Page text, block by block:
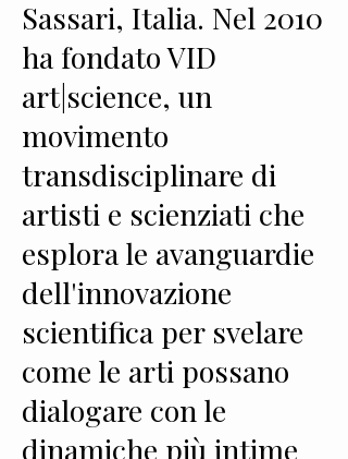
Sassari, Italia. Nel 2010
ha fondato VID
art|science, un
movimento
transdisciplinare di
artisti e scienziati che
esplora le avanguardie
dell'innovazione
scientifica per svelare
come le arti possano
dialogare con le
dinamiche più intime